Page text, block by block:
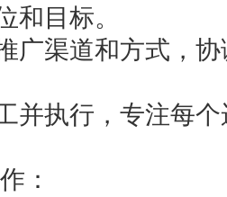
目标。
广渠道和方式，
并执行，专注每个
：